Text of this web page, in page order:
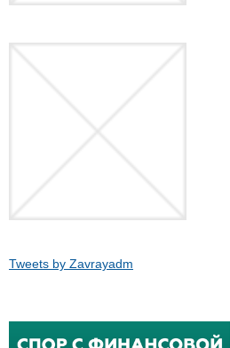
Tweets by Zavrayadm